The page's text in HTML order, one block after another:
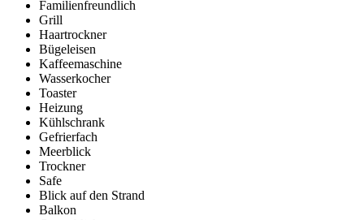
Familienfreundlich
Grill
Haartrockner
Bügeleisen
Kaffeemaschine
Wasserkocher
Toaster
Heizung
Kühlschrank
Gefrierfach
Meerblick
Trockner
Safe
Blick auf den Strand
Balkon